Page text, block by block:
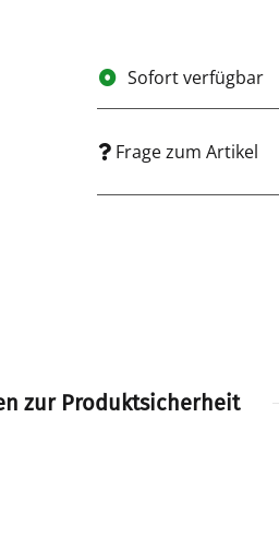
Sofort verfügbar
Frage zum Artikel
zur Produktsicherheit